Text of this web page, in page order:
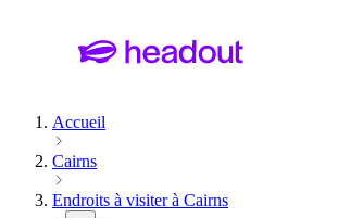
Accueil
Cairns
Endroits à visiter à Cairns